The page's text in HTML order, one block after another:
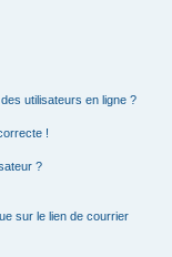
utilisateurs en ligne ?
!
?
sur le lien de courrier